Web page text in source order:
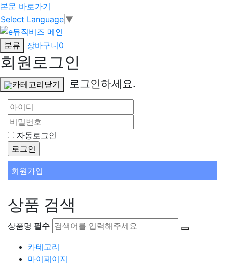
본문 바로가기
Select Language ▼
분류 장바구니0
회원로그인
카테고리닫기 로그인하세요.
자동로그인
회원가입
상품 검색
상품명 필수
카테고리
마이페이지